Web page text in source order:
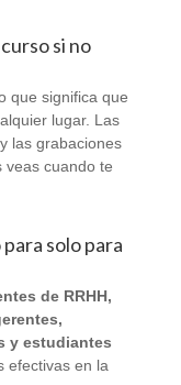
si no
que significa que
lugar. Las
las grabaciones
veas cuando te
solo para
de RRHH,
y estudiantes
efectivas en la